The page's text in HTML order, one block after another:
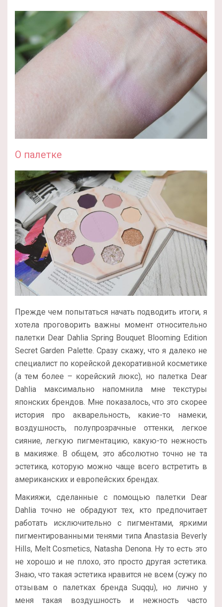
О палетке
Прежде чем попытаться начать подводить итоги, я
хотела проговорить важны момент относительно
палетки Dear Dahlia Spring Bouquet Blooming Edition
Secret Garden Palette. Сразу скажу, что я далеко не
специалист по корейской декоративной косметике
(а тем более – корейский люкс), но палетка Dear
Dahlia максимально напомнила мне текстуры
японских брендов. Мне показалось, что это скорее
история про акварельность, какие-то намеки,
воздушность, полупрозрачные оттенки, легкое
сияние, легкую пигментацию, какую-то нежность
в макияже. В общем, это абсолютно точно не та
эстетика, которую можно чаще всего встретить в
американских и европейских брендах.
Макияжи, сделанные с помощью палетки Dear
Dahlia точно не обрадуют тех, кто предпочитает
работать исключительно с пигментами, яркими
пигментированными тенями типа Anastasia Beverly
Hills, Melt Cosmetics, Natasha Denona. Ну то есть это
не хорошо и не плохо, это просто другая эстетика.
Знаю, что такая эстетика нравится не всем (сужу по
отзывам о палетках бренда Suqqu), но лично у
меня такая воздушность и нежность часто